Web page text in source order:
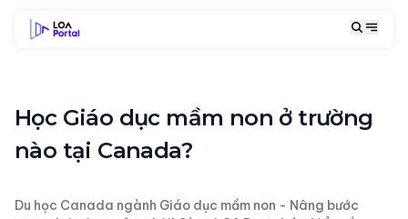
Học Giáo dục mầm non ở trường
nào tại Canada?
Du học Canada ngành Giáo dục mầm non - Nâng bước